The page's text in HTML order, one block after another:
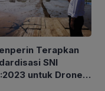
Terapkan
SNI
untuk Drone